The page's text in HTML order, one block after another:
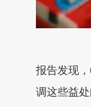
报告发现
调这些益